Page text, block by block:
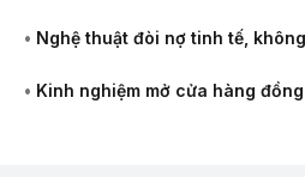
• Nghệ thuật đòi nợ tinh tế,
• Kinh nghiệm mở cửa hàng